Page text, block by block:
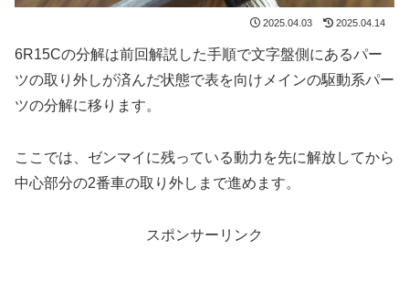
2025.04.03 2025.04.14
6R15Cの分解は前回解説した手順で文字盤側にあるパー
ツの取り外しが済んだ状態で表を向けメインの駆動系パー
ツの分解に移ります。
ここでは、ゼンマイに残っている動力を先に解放してから
中心部分の2番車の取り外しまで進めます。
スポンサーリンク